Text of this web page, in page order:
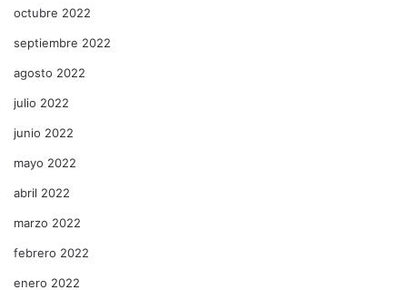
octubre 2022
septiembre 2022
agosto 2022
julio 2022
junio 2022
mayo 2022
abril 2022
marzo 2022
febrero 2022
enero 2022